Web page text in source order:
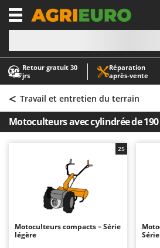
Retour gratuit 30
jrs
Réparation
après‑vente
-1
A
Abris de jardin
Accessoires pour tracteurs
Aérateurs Scarificateurs pour
Arracheuses de pommes de
Aspirateurs - Balais Électriques
Aspirateurs à cendres
Aspirateurs à feuilles sur roues
Aspirateurs de piscine
Atomiseurs agricoles pour
A
AgriEuro Premium
AgriEuro TOP-LINE
AGT
AL-KO
ALA 2000
Alpina
< Travail et entretien du terrain
Motoculteurs avec cylindrée de 190
Motoculteurs compacts – Série
légère
25